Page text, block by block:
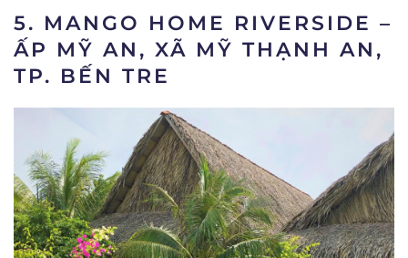
5. MANGO HOME RIVERSIDE –
ẤP MỸ AN, XÃ MỸ THẠNH AN,
TP. BẾN TRE